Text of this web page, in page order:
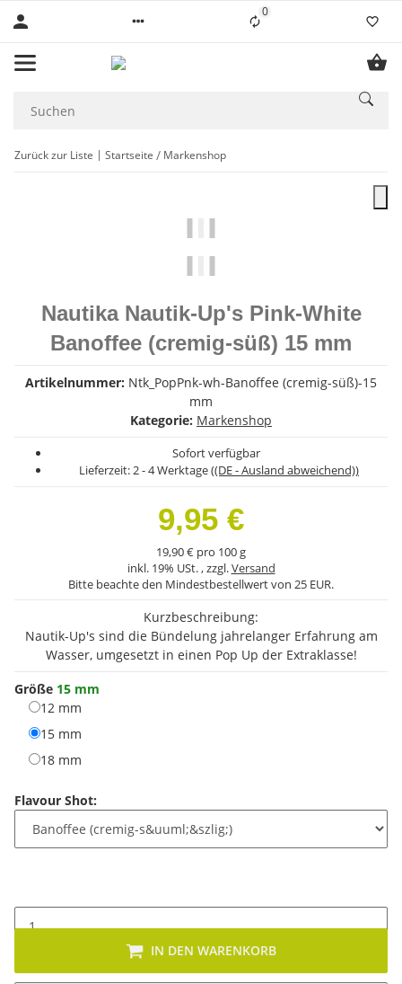
0Liste ist leer
Zurück zur Liste Startseite Markenshop
Nautika Nautik-Up's Pink-White
Banoffee (cremig-süß) 15 mm
Artikelnummer: Ntk_PopPnk-wh-Banoffee (cremig-süß)-15
mm
Kategorie: Markenshop
Sofort verfügbar
Lieferzeit:2 - 4 Werktage((DE - Ausland abweichend))
9,95 €
19,90 € pro 100 g
inkl. 19% USt. , zzgl.Versand
Bitte beachte den Mindestbestellwert von 25 EUR.
Kurzbeschreibung:
Nautik-Up's sind die Bündelung jahrelanger Erfahrung am
Wasser, umgesetzt in einen Pop Up der Extraklasse!
Größe 15 mm
12 mm
15 mm
18 mm
Flavour Shot:
IN DEN WARENKORB